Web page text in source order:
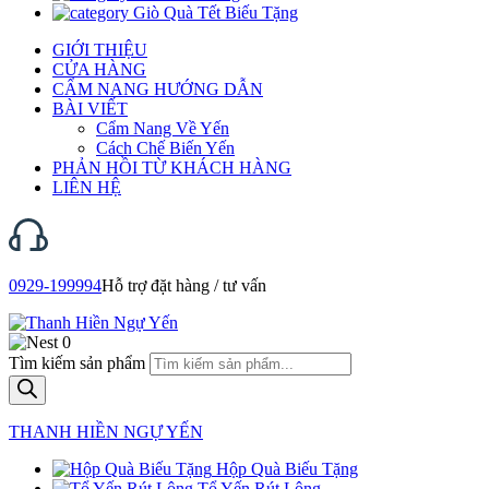
Giò Quà Tết Biếu Tặng
GIỚI THIỆU
CỬA HÀNG
CẨM NANG HƯỚNG DẪN
BÀI VIẾT
Cẩm Nang Về Yến
Cách Chế Biến Yến
PHẢN HỒI TỪ KHÁCH HÀNG
LIÊN HỆ
0929-199994Hỗ trợ đặt hàng / tư vấn
0
Tìm kiếm sản phẩm
THANH HIỀN NGỰ YẾN
Hộp Quà Biếu Tặng